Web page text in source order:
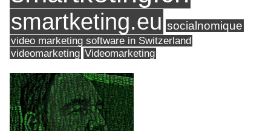
smartketing.eu socialnomique
video marketing software in Switzerland
videomarketing Videomarketing